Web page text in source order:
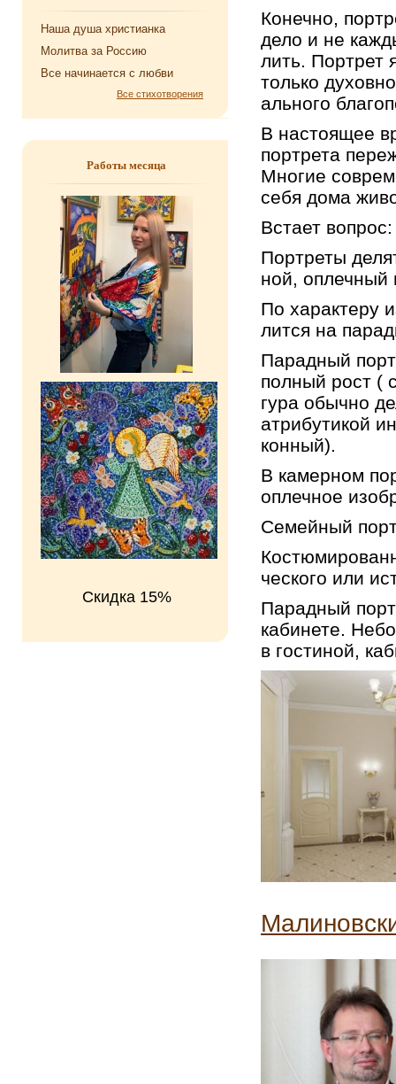
Наша душа хри­сти­ан­ка
Мо­лит­ва за Рос­сию
Все на­чи­на­ет­ся с любви
Все стихотворения
Работы месяца
Скидка 15%
Ко­неч­но,
дело и не
лить. Порт­рет
толь­ко
аль­но­го
В на­сто­я­щее
порт­ре­та
Мно­гие
себя дома
Вста­ет
Порт­ре­ты
ной, оплеч­ный
По ха­рак­те­ру
лит­ся на
Па­рад­ный
пол­ный рост (
гу­ра обыч­но
ат­ри­бу­ти­кой
кон­ный).
В ка­мер­ном
оплеч­ное
Се­мей­ный
че­ско­го или
Па­рад­ный
ка­би­не­те.
в го­сти­ной,